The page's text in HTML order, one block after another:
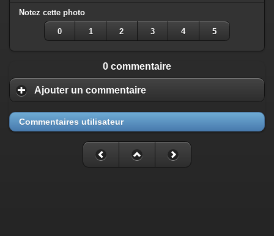
Notez cette photo
0 1 2 3 4 5
0 commentaire
Ajouter un commentaire
Commentaires utilisateur